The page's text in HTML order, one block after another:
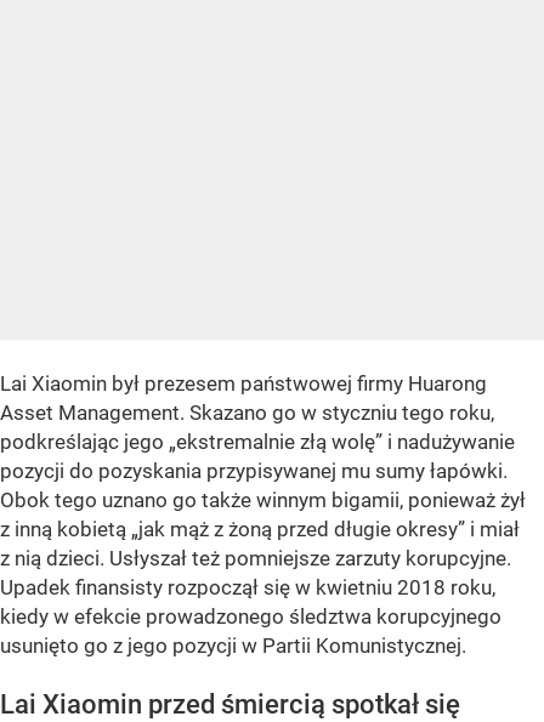
Lai Xiaomin był prezesem państwowej firmy Huarong
Asset Management. Skazano go w styczniu tego roku,
podkreślając jego „ekstremalnie złą wolę” i nadużywanie
pozycji do pozyskania przypisywanej mu sumy łapówki.
Obok tego uznano go także winnym bigamii, ponieważ żył
z inną kobietą „jak mąż z żoną przed długie okresy” i miał
z nią dzieci. Usłyszał też pomniejsze zarzuty korupcyjne.
Upadek finansisty rozpoczął się w kwietniu 2018 roku,
kiedy w efekcie prowadzonego śledztwa korupcyjnego
usunięto go z jego pozycji w Partii Komunistycznej.
Lai Xiaomin przed śmiercią spotkał się